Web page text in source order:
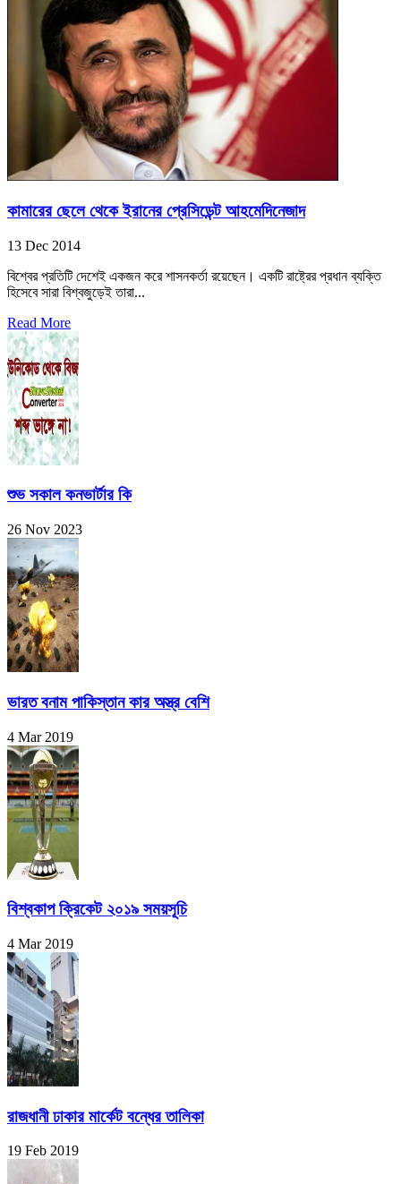
কামারের ছেলে থেকে ইরানের প্রেসিডেন্ট আহমেদিনেজাদ
13 Dec 2014
বিশ্বের প্রতিটি দেশেই একজন করে শাসনকর্তা রয়েছেন। একটি রাষ্ট্রের প্রধান ব্যক্তি
হিসেবে সারা বিশ্বজুড়েই তারা...
Read More
শুভ সকাল কনভার্টার কি
26 Nov 2023
ভারত বনাম পাকিস্তান কার অস্ত্র বেশি
4 Mar 2019
বিশ্বকাপ ক্রিকেট ২০১৯ সময়সূচি
4 Mar 2019
রাজধানী ঢাকার মার্কেট বন্ধের তালিকা
19 Feb 2019